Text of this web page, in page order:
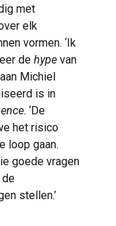
met
elk
vormen. ‘Ik
de hype van
Michiel
is in
. ‘De
het risico
loop gaan.
goede vragen
de
stellen.’